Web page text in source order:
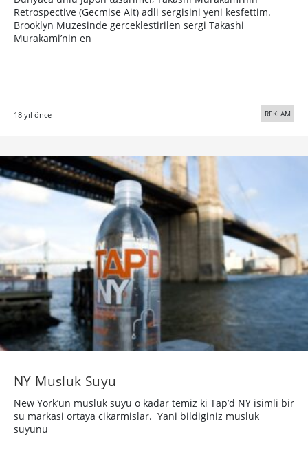
Retrospective (Gecmise Ait) adli sergisini yeni kesfettim.
Brooklyn Muzesinde gerceklestirilen sergi Takashi
Murakami’nin en
18 yıl önce REKLAM
NY Musluk Suyu
New York’un musluk suyu o kadar temiz ki Tap’d NY isimli bir
su markasi ortaya cikarmislar. Yani bildiginiz musluk
suyunu